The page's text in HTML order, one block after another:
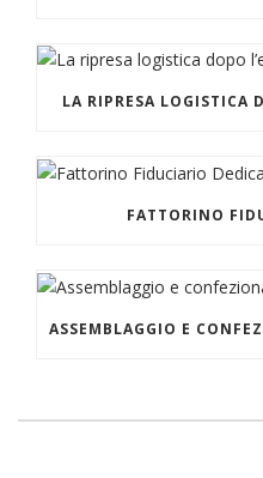
LA RIPRESA LOGISTICA
FATTORINO